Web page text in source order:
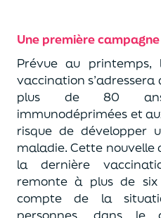
Une première
Prévue au
vaccination s’adressera
plus de 80
immunodéprimées et
risque de développer
maladie. Cette nouvelle
la dernière
remonte à plus de
compte de la